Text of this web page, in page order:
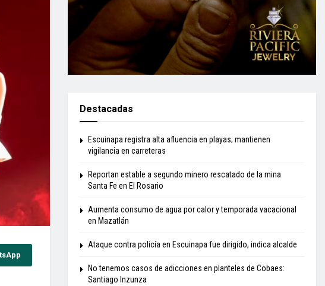
Destacadas
Escuinapa registra alta afluencia en playas; mantienen
vigilancia en carreteras
Reportan estable a segundo minero rescatado de la mina
Santa Fe en El Rosario
Aumenta consumo de agua por calor y temporada vacacional
en Mazatlán
Ataque contra policía en Escuinapa fue dirigido, indica alcalde
No tenemos casos de adicciones en planteles de Cobaes:
Santiago Inzunza